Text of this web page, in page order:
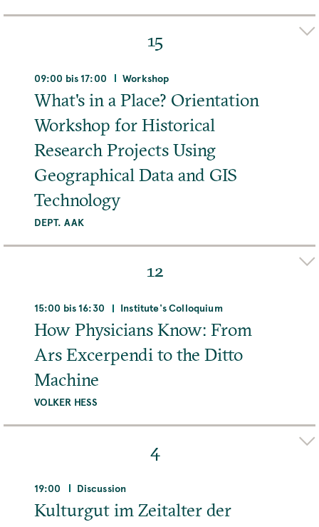
Boltzmannstraße 22, 14195 Berlin, Deutschland
MEHR
15
09:00 bis 17:00 Workshop
What's in a Place? Orientation
Workshop for Historical
Research Projects Using
Geographical Data and GIS
Technology
DEPT. AAK
Adresse
Max-Planck-Institut für Wissenschaftsgeschichte,
Boltzmannstraße 22, 14195 Berlin, Deutschland
MEHR
12
15:00 bis 16:30 Institute's Colloquium
How Physicians Know: From
Ars Excerpendi to the Ditto
Machine
VOLKER HESS
Max-Planck-Institut für Wissenschaftsgeschichte,
Boltzmannstraße 22, 14195 Berlin, Deutschland
4
19:00 Discussion
Kulturgut im Zeitalter der